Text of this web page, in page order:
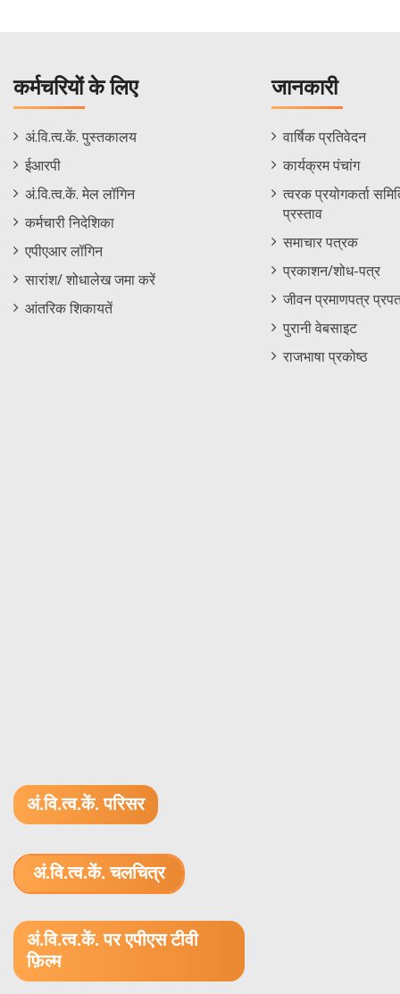
कर्मचरियों के लिए
Staff
Footer
Menu
अं.वि.त्व.कें. पुस्तकालय
ईआरपी
अं.वि.त्व.कें. मेल लॉगिन
कर्मचारी निदेशिका
एपीएआर लॉगिन
सारांश/ शोधालेख जमा करें
आंतरिक शिकायतें
जानकारी
Informations
Menu
वार्षिक प्रतिवेदन
कार्यक्रम पंचांग
त्वरक प्रयोगकर्ता
प्रस्ताव
समाचार पत्रक
प्रकाशन/शोध-पत्र
जीवन प्रमाणपत्र
पुरानी वेबसाइट
राजभाषा प्रकोष्ठ
अं.वि.त्व.कें. परिसर
अं.वि.त्व.कें. चलचित्र
अं.वि.त्व.कें. पर एपीएस टीवी
फ़िल्म